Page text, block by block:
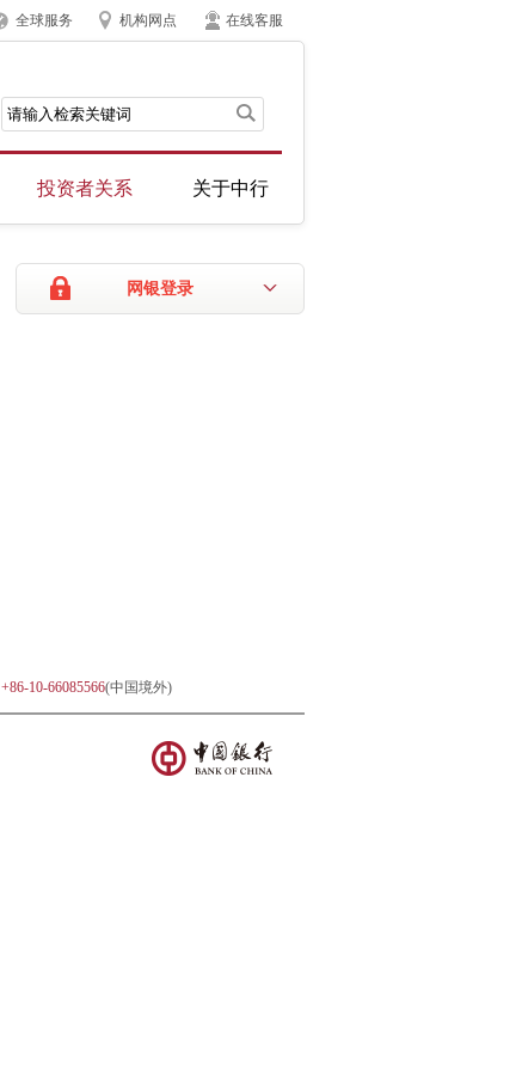
全球服务 机构网点 在线客服
投资者关系 关于中行
网银登录
+86-10-66085566(中国境外)